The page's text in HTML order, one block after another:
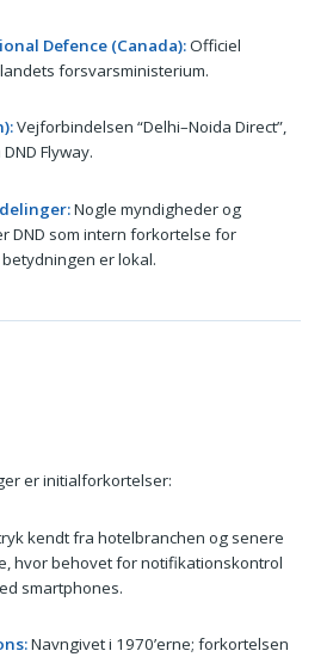
Defence (Canada):Officiel
forsvarsministerium.
Vejforbindelsen “Delhi–Noida Direct”,
Flyway.
Nogle myndigheder og
DND som intern forkortelse for
er lokal.
er initialforkortelser:
kendt fra hotelbranchen og senere
hvor behovet for notifikationskontrol
smartphones.
Navngivet i 1970’erne; forkortelsen